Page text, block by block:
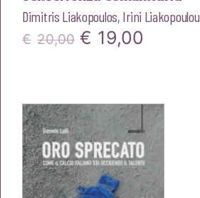
Dimitris Liakopoulos, Irini Liakopoulou
€ 20,00 Il
era:
€20,00.
€ 19,00
è:
€19,00.